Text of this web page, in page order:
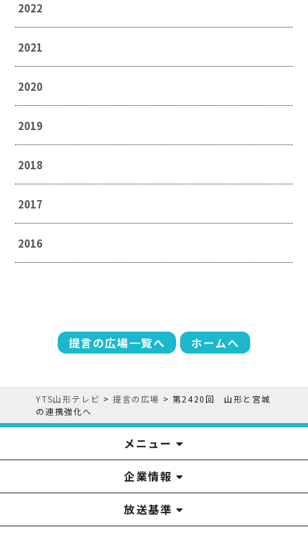
2022
2021
2020
2019
2018
2017
2016
提言の広場一覧へ ホームへ
YTS山形テレビ >提言の広場 > 第2420回 山形と宮城
の連携強化へ
メニュー
YTSニュース
番組
アナウンサー
プレゼント
イベント
みるるん星人
YTS見学ツアー
番組表
お問い合わせ
企業情報
企業情報
役員構成
YTS山形テレビ SDGs 宣言
採用情報
山形テレビ人権方針
山形テレビ国民保護業務計画提出文
個人情報基本方針
情報セキュリティ基本方針
視聴データの取扱いについて
系列局一覧
中継局一覧
放送基準